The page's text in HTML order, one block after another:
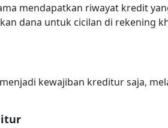
mendapatkan riwayat kredit
dana untuk cicilan di rekening
kewajiban kreditur saja,